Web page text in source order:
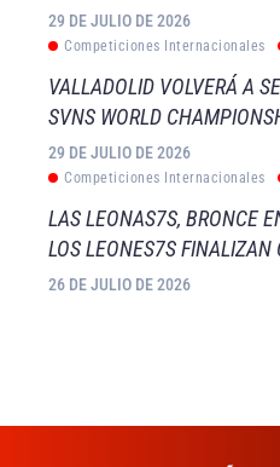
29 DE JULIO DE 2026
Competiciones Internacionales
VALLADOLID VOLVERÁ A
SVNS WORLD
29 DE JULIO DE 2026
Competiciones Internacionales
LAS LEONAS7S, BRONCE
LOS LEONES7S FINALIZAN
26 DE JULIO DE 2026